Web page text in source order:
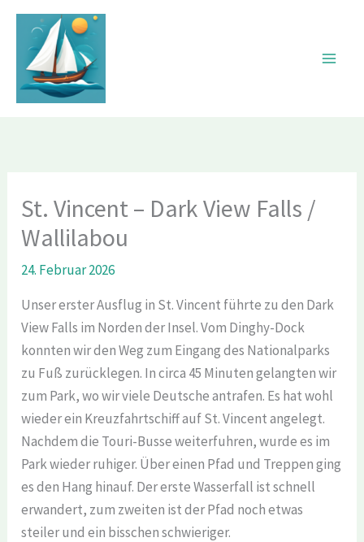
Zum
Inhalt
springen
St. Vincent – Dark View Falls /
Wallilabou
24. Februar 2026
Unser erster Ausflug in St. Vincent führte zu den Dark
View Falls im Norden der Insel. Vom Dinghy-Dock
konnten wir den Weg zum Eingang des Nationalparks
zu Fuß zurücklegen. In circa 45 Minuten gelangten wir
zum Park, wo wir viele Deutsche antrafen. Es hat wohl
wieder ein Kreuzfahrtschiff auf St. Vincent angelegt.
Nachdem die Touri-Busse weiterfuhren, wurde es im
Park wieder ruhiger. Über einen Pfad und Treppen ging
es den Hang hinauf. Der erste Wasserfall ist schnell
erwandert, zum zweiten ist der Pfad noch etwas
steiler und ein bisschen schwieriger.